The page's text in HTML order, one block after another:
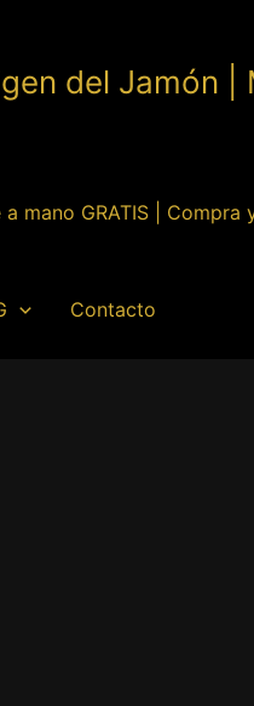
del Jamón
mano GRATIS | Compra
Contacto